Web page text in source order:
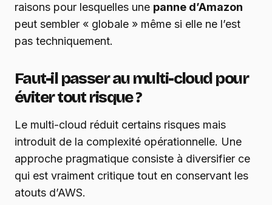
raisons pour lesquelles une panne d’Amazon
peut sembler « globale » même si elle ne l’est
pas techniquement.
Faut-il passer au multi-cloud pour
éviter tout risque ?
Le multi-cloud réduit certains risques mais
introduit de la complexité opérationnelle. Une
approche pragmatique consiste à diversifier ce
qui est vraiment critique tout en conservant les
atouts d’AWS.